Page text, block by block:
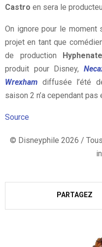
Castro en sera le
On ignore pour le moment
projet en tant que
de production
produit pour Disney,
Wrexham diffusée l’été
saison 2 n’a cependant pas
Source
© Disneyphile 2026 /
PARTAGEZ